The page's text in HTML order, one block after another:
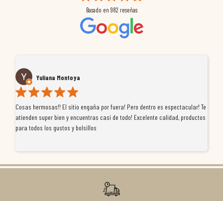
Basado en 982 reseñas
Yuliana Montoya
Cosas hermosas!! El sitio engaña por fuera! Pero dentro es espectacular! Te
atienden super bien y encuentras casi de todo! Excelente calidad, productos
para todos los gustos y bolsillos